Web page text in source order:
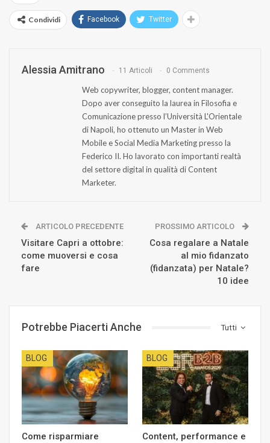
Condividi Facebook Twitter
Alessia Amitrano 11 Articoli 0 Comments
Web copywriter, blogger, content manager.
Dopo aver conseguito la laurea in Filosofia e
Comunicazione presso l’Università L'Orientale
di Napoli, ho ottenuto un Master in Web
Mobile e Social Media Marketing presso la
Federico II. Ho lavorato con importanti realtà
del settore digital in qualità di Content
Marketer.
ARTICOLO PRECEDENTE
Visitare Capri a ottobre:
come muoversi e cosa
fare
PROSSIMO ARTICOLO
Cosa regalare a Natale
al mio fidanzato
(fidanzata) per Natale?
10 idee
Tutti
Potrebbe Piacerti Anche
BLOG
Come risparmiare
BLOG
Content, performance e